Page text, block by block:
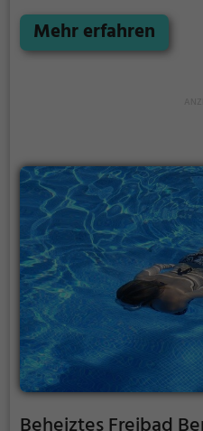
im Freibad Brodhausen
seine Kosten. Bei
Mehr erfahren